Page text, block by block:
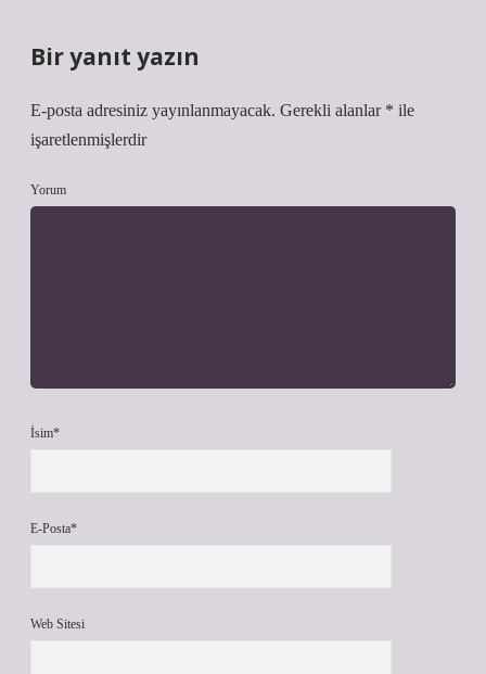
Bir yanıt yazın
E-posta adresiniz yayınlanmayacak. Gerekli alanlar * ile
işaretlenmişlerdir
Yorum
İsim*
E-Posta*
Web Sitesi